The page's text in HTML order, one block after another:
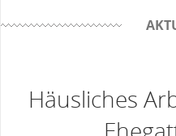
Häusliches